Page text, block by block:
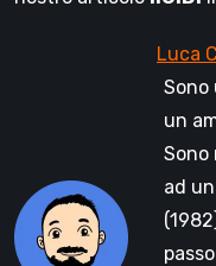
Sono
un
Sono
ad